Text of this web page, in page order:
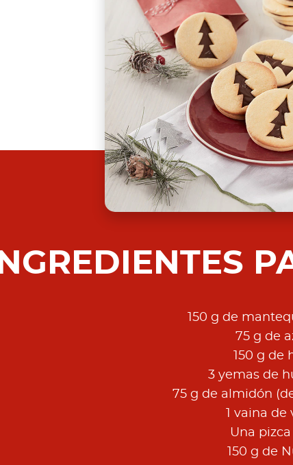
INGREDIENTES
150 g de
75 g de
150 g de
3 yemas de
75 g de almidón
1 vaina
Una pizca
150 g de